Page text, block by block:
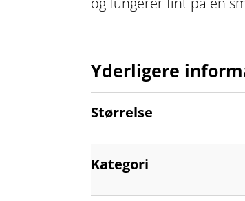
Yderligere
Størrelse
Kategori